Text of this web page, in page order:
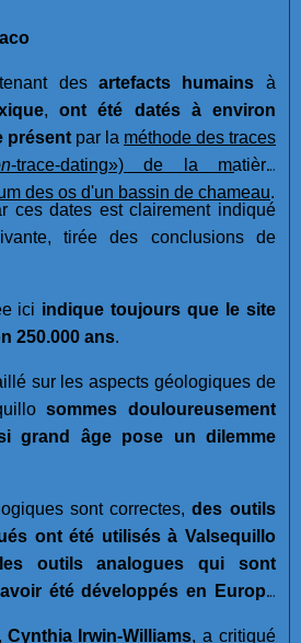
des artefacts humains à
, ont été datés à environ
présent par la méthode des traces
-trace-dating») de la matière
des os d'un bassin de chameau.
ces dates est clairement indiqué
tirée des conclusions de
ici indique toujours que le site
250.000 ans.
sur les aspects géologiques de
sommes douloureusement
grand âge pose un dilemme
sont correctes, des outils
ont été utilisés à Valsequillo
outils analogues qui sont
été développés en Europe
Cynthia Irwin-Williams, a critiqué